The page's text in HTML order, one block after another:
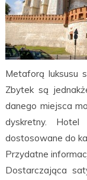
Metaforą luksusu
Zbytek są
danego miejsca
dyskretny. Hotel
dostosowane do
Przydatne
Dostarczająca